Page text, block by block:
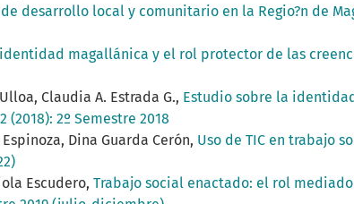
desarrollo local y comunitario en la Regio?n de
magallánica y el rol protector de las
Claudia A. Estrada G., Estudio sobre la
(2018): 2º Semestre 2018
Dina Guarda Cerón, Uso de TIC en trabajo
Escudero, Trabajo social enactado: el rol